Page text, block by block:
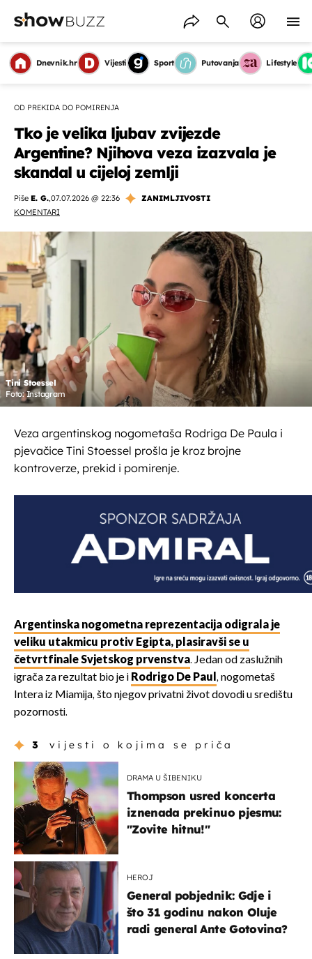
Dnevnik.hr Vijesti Sport Putovanja Lifestyle
OD PREKIDA DO POMIRENJA
Tko je velika ljubav zvijezde
Argentine? Njihova veza izazvala je
skandal u cijeloj zemlji
Piše E. G.,07.07.2026 @ 22:36
ZANIMLJIVOSTI
KOMENTARI
Tini Stoessel
Foto: Instagram
Veza argentinskog nogometaša Rodriga De Paula i
pjevačice Tini Stoessel prošla je kroz brojne
kontroverze, prekid i pomirenje.
Argentinska nogometna reprezentacija odigrala je
veliku utakmicu protiv Egipta, plasiravši se u
četvrtfinale Svjetskog prvenstva. Jedan od zaslužnih
igrača za rezultat bio je i Rodrigo De Paul, nogometaš
Intera iz Miamija, što njegov privatni život dovodi u središtu
pozornosti.
3 vijesti o kojima se priča
DRAMA U ŠIBENIKU
Thompson usred koncerta
iznenada prekinuo pjesmu:
"Zovite hitnu!"
HEROJ
General pobjednik: Gdje i
što 31 godinu nakon Oluje
radi general Ante Gotovina?
OMOGUĆI OBAVIJESTI